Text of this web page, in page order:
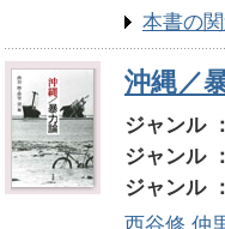
本書の
沖縄／
ジャンル
ジャンル
ジャンル
西谷修 仲